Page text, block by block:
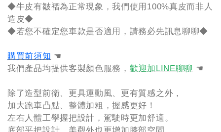
◆牛皮有皺褶為正常現象，我們使用100%真皮而非人
造皮◆
◆若您不確定您車款是否適用，請務必先訊息聊聊◆
購買前須知 ☚
我們產品均提供客製顏色服務， 歡迎加LINE聊聊 ☚
除了造型前衛、更具運動風、更有質感之外，
加大跑車凸點、整體加粗，握感更好！
左右人體工學握把設計，駕駛時更加舒適。